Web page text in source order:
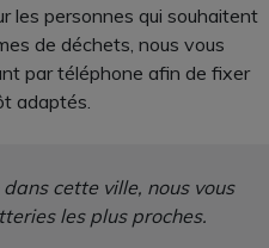
les personnes qui souhaitent
de déchets, nous vous
par téléphone afin de fixer
adaptés.
cette ville, nous vous
les plus proches.